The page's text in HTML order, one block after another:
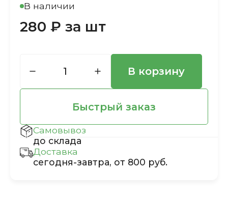
В наличии
280 ₽ за шт
В корзину
Быстрый заказ
Самовывоз
до склада
Доставка
сегодня-завтра, от 800 руб.